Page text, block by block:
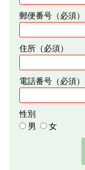
郵便番号（必須）
住所（必須）
電話番号（必須）
性別
男
女